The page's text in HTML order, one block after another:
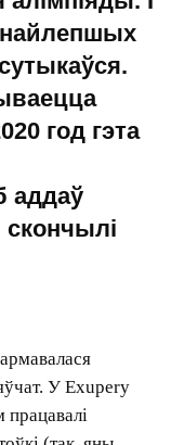
англамоўнай
выпускныя
У
які ў
на
латвійскую.
ў
не хапала
— тую, у якой
я сам і дзе мы